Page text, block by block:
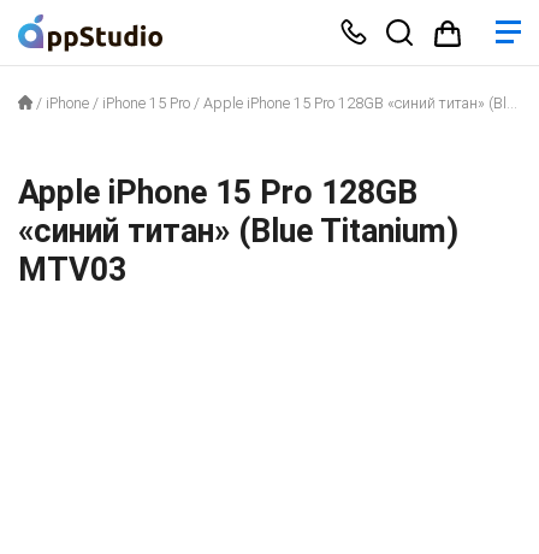
/ iPhone / iPhone 15 Pro / Apple iPhone 15 Pro 128GB «синий титан» (Blue Titanium) MTV03
Apple iPhone 15 Pro 128GB
«синий титан» (Blue Titanium)
MTV03